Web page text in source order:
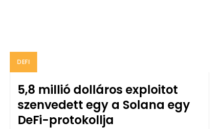
DEFI
5,8 millió dolláros exploitot
szenvedett egy a Solana egy
DeFi-protokollja